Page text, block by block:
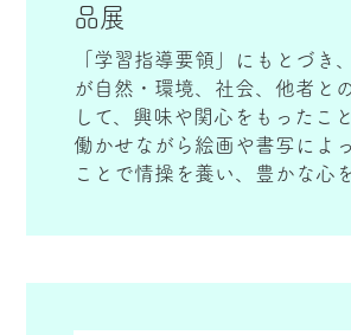
品展
「学習指導要領」にもとづき
が自然・環境、社会、他者と
して、興味や関心をもったこ
働かせながら絵画や書写によ
ことで情操を養い、豊かな心
当会場では、南さつま市内の
査の上、展示、表彰式を行っ